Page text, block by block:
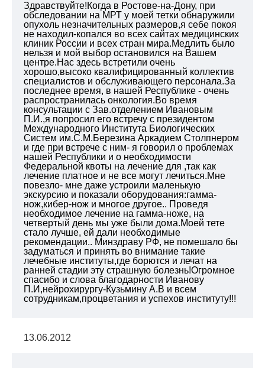
Здравствуйте!Когда в Ростове-на-Дону, при
обследовании на МРТ у моей тетки обнаружили
опухоль незначительных размеров,я себе покоя
не находил-копался во всех сайтах медицинских
клиник России и всех стран мира.Медлить было
нельзя и мой выбор остановился на Вашем
центре.Нас здесь встретили очень
хорошо,высоко квалифицированный коллектив
специалистов и обслуживающего персонала.За
последнее время, в нашей Республике - очень
распространилась онкология.Во время
консультации с Зав.отделением Ивановым
П.И.,я попросил его встречу с президентом
Международного Института Биологических
Систем им.С.М.Березина Аркадием Столпнером
и где при встрече с ним- я говорил о проблемах
нашей Республики и о необходимости
Федеральной квоты на лечение для ,так как
лечение платное и не все могут лечиться.Мне
повезло- мне даже устроили маленькую
экскурсию и показали оборудования:гамма-
нож,кибер-нож и многое другое.. Проведя
необходимое лечение на гамма-ноже, на
четвертый день мы уже были дома.Моей тете
стало лучше, ей дали необходимые
рекомендации.. Минздраву РФ, не помешало бы
задуматься и принять во внимание такие
лечебные институты,где борются и лечат на
ранней стадии эту страшную болезнь!Огромное
спасибо и слова благодарности Иванову
П.И,нейрохирургу-Кузьмину А.В и всем
сотрудникам,процветания и успехов институту!!!
13.06.2012